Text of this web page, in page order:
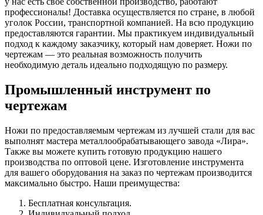
профессионалы! Доставка осуществляется по стране, в любой
уголок России, транспортной компанией. На всю продукцию
предоставляются гарантии. Мы практикуем индивидуальный
подход к каждому заказчику, который нам доверяет. Ножи по
чертежам — это реальная возможность получить
необходимую деталь идеально подходящую по размеру.
Промышленный инструмент по
чертежам
Ножи по предоставляемым чертежам из лучшей стали для вас
выполнят мастера металлообрабатывающего завода «Лира».
Также вы можете купить готовую продукцию нашего
производства по оптовой цене. Изготовление инструмента
для вашего оборудования на заказ по чертежам производится
максимально быстро. Наши преимущества:
Бесплатная консультация.